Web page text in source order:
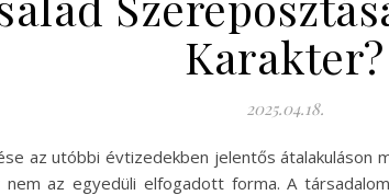
Karakter?
2025.04.18.
az utóbbi évtizedekben jelentős átalakuláson
az egyedüli elfogadott forma. A